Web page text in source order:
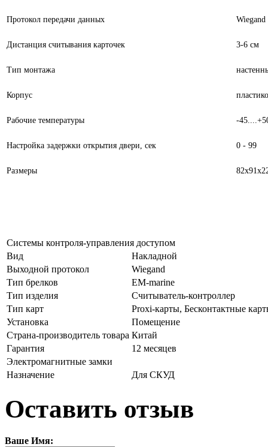
Протокол передачи данных Wiegand
Дистанция считывания карточек 3-6 см
Тип монтажа
Корпус
Рабочие температуры -
Настройка задержки открытия двери, сек 0 - 99
Размеры
Системы контроля-управления доступом
Вид
Накладной
Выходной протокол
Wiegand
Тип брелков
EM-marine
Тип изделия
Считыватель-контроллер
Тип карт
Proxi-карты, Бесконтактные
Установка
Помещение
Страна-производитель товара Китай
Гарантия
12 месяцев
Электромагнитные замки
Назначение
Для СКУД
Оставить отзыв
Ваше Имя: